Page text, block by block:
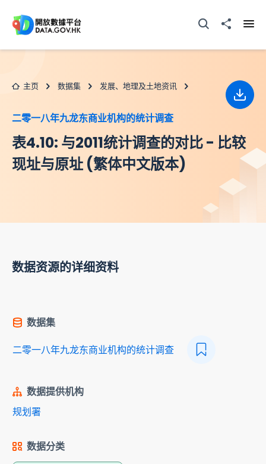
打开搜寻器分享至
主页 数据集 发展、地理及土地资讯
二零一八年九龙东商业机构的统计调查
表4.10: 与2011统计调查的对比 - 比较
现址与原址 (繁体中文版本)
下载
数据资源的详细资料
数据集
二零一八年九龙东商业机构的统计调查
数据提供机构
规划署
数据分类